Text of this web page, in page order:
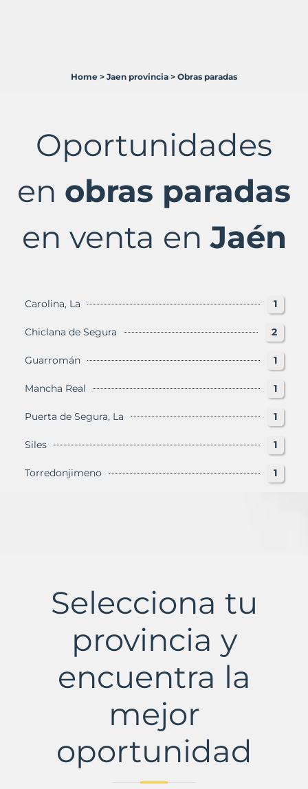
Jaén
Provincia
Murbalands
Home > Jaen provincia > Obras paradas
Oportunidades
en obras paradas
en venta enJaén
Carolina, La 1
Chiclana de Segura 2
Guarromán 1
Mancha Real 1
Puerta de Segura, La 1
Siles 1
Torredonjimeno 1
Selecciona tu
provincia y
encuentra la
mejor
oportunidad